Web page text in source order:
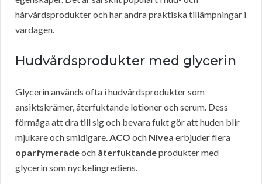
hårvårdsprodukter och har andra praktiska tillämpningar i
vardagen.
Hudvårdsprodukter med glycerin
Glycerin används ofta i hudvårdsprodukter som
ansiktskrämer, återfuktande lotioner och serum. Dess
förmåga att dra till sig och bevara fukt gör att huden blir
mjukare och smidigare.ACO och Nivea erbjuder flera
oparfymeradeoch återfuktandeprodukter med
glycerin som nyckelingrediens.